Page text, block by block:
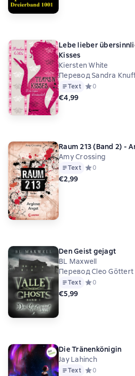
Lebe lieber
Kisses
Kiersten White
Перевод Sandra
Text Средний
0
€4,99
Raum 213 (Band 2) -
Amy Crossing
Text Средний
0
€2,99
Den Geist gejagt
BL Maxwell
Перевод Cleo Göttert
Text Средний
0
€5,99
Die Tränenkönigin
Jay Lahinch
Text Средний
0